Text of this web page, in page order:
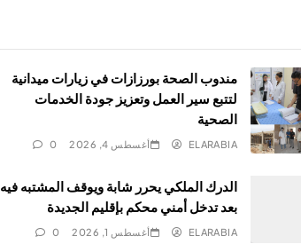
مندوب الصحة بورزازات في زيارات ميدانية
لتتبع سير العمل وتعزيز جودة الخدمات
الصحية
ELARABIA أغسطس 4, 2026 0
الدرك الملكي يحرر شابة ويوقف المشتبه فيه
بعد تدخل أمني محكم بإقليم الجديدة
ELARABIA أغسطس 1, 2026 0